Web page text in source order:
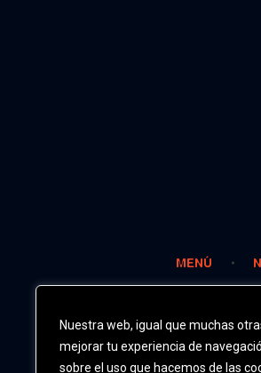
Nuestra web, igual que muchas
mejorar tu experiencia de
sobre el uso que hacemos de las
MENÚ